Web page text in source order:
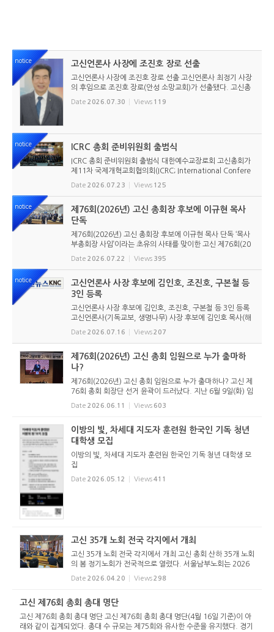
notice 고신언론사 사장에 조진호 장로 선출
고신언론사 사장에 조진호 장로 선출 고신언론사 최정기 사장
의 후임으로 조진호 장로(안성 소망교회)가 선출됐다. 고신총
회 유지재단 이사회는 2026년 7월 30일(목) 오전 11시 고신
총회회관 3층에서 임시이사회를 열고, 조진호 장로를 차기 사
Date 2026.07.30 Views 119
notice ICRC 총회 준비위원회 출범식
ICRC 총회 준비위원회 출범식 대한예수교장로회 고신총회가
제11차 국제개혁교회협의회(ICRC; International Confere
nce of Reformed Churches) 총회를 앞두고 본격적인 준비
에 들어갔다. 2026년 7월 20일 서울 남서울교회에서 ‘ICRC
Date 2026.07.23 Views 125
notice
제76회(2026년) 고신 총회장 후보에 이규현 목사
단독
제76회(2026년) 고신 총회장 후보에 이규현 목사 단독 ‘목사
부총회장 사임’이라는 초유의 사태를 맞이한 고신 제76회(20
26년) 총회장 후보에 이규현 목사(인천노회) 단독으로 입후보
했다. 6월 9일 경남마산노회의 추천을 받아 입후보했던 강영
Date 2026.07.22 Views 395
notice
고신언론사 사장 후보에 김인호, 조진호, 구본철 등
3인 등록
고신언론사 사장 후보에 김인호, 조진호, 구본철 등 3인 등록
고신언론사(기독교보, 생명나무) 사장 후보에 김인호 목사(해
오름교회), 조진호 장로(소망교회), 구본철 장로(남서울교회)
가 등록했다. 당초 김희종 목사(유호교회)도 거론되었으나 최
Date 2026.07.16 Views207
제76회(2026년) 고신 총회 임원으로 누가 출마하
나?
제76회(2026년) 고신 총회 임원으로 누가 출마하나? 고신 제
76회 총회 회장단 선거 윤곽이 드러났다. 지난 6월 9일(화) 임
시노회를 통해 총회장 후보 2명, 목사부총회장 후보 1명, 장로
부총회장 후보 2명이 각각 해당노회의 추천을 받았다. 임시노
Date 2026.06.11 Views 603
이방의 빛, 차세대 지도자 훈련원 한국인 기독 청년
대학생 모집
이방의 빛, 차세대 지도자 훈련원 한국인 기독 청년 대학생 모
집
Date 2026.05.12 Views411
고신 35개 노회 전국 각지에서 개최
고신 35개 노회 전국 각지에서 개최 고신 총회 산하 35개 노회
의 봄 정기노회가 전국적으로 열렸다. 서울남부노회는 2026
년 4월 13일(월) 제18회 정기노회를 서울서문교회당(배준완
목사 시무)에서 개최했다. 오후 2시에 시작된 개회 예배에서
Date 2026.04.20 Views298
고신 제76회 총회 총대 명단
고신 제76회 총회 총대 명단 고신 제76회 총회 총대 명단(4월 16일 기준)이 아
래와 같이 집계되었다. 총대 수 규모는 제75회와 유사한 수준을 유지했다. 경기